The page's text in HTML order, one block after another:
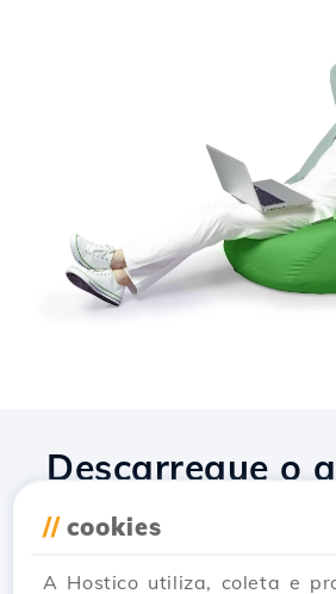
// cookies
A Hostico utiliza, coleta e
Descarregue o